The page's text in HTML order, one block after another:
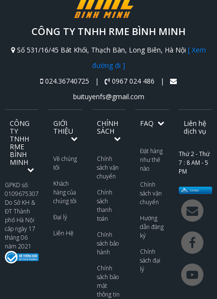
CÔNG TY TNHH RME BÌNH MINH
Số 531/16/45 Bát Khối, Thạch Bàn, Long Biên, Hà Nội [ Xem
đường đi ]
024.36740725 |
0967 024 486 |
buituyenfs@gmail.com
CÔNG
TY
TNHH
RME
BÌNH
MINH
GPKD số:
0109675307
Do Sở KH &
ĐT Thành
phố Hà Nội
cấp ngày 17
tháng 06
năm 2021
GIỚI
THIỆU
Về chúng
tôi
Khách
hàng của
chúng tôi
Đại lý
Liên Hệ
CHÍNH
SÁCH
Chính
sách vận
chuyển
Chính
sách
thanh
toán
Chính
sách bảo
hành
Chính
sách bảo
mật
thông tin
FAQ
Đặt hàng
như thế
nào
Chính
sách vận
chuyển
Hướng
dẫn đăng
ký
Chính
sách đại
lý
Liên hệ
dịch vụ
Thứ 2 - Thứ
7 : 8 AM - 5
PM